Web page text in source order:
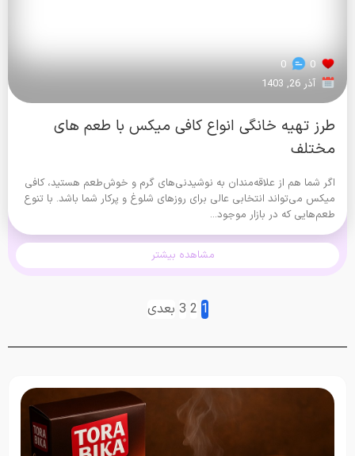
0
0
آذر 26, 1403
طرز تهیه خانگی انواع کافی میکس با طعم های
مختلف
اگر شما هم از علاقه‌مندان به نوشیدنی‌های گرم و خوش‌طعم هستید، کافی
میکس می‌تواند انتخابی عالی برای روزهای شلوغ و پرکار شما باشد. با تنوع
طعم‌هایی که در بازار موجود...
مشاهده بیشتر
1
2
3 بعدی